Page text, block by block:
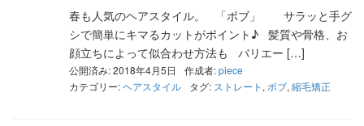
春も人気のヘアスタイル。 「ボブ」 サラッと手グ
シで簡単にキマるカットがポイント♪ 髪質や骨格、お
顔立ちによって似合わせ方法も バリエー […]
公開済み: 2018年4月5日 作成者:piece
カテゴリー:ヘアスタイル タグ: ストレート , ボブ, 縮毛矯正